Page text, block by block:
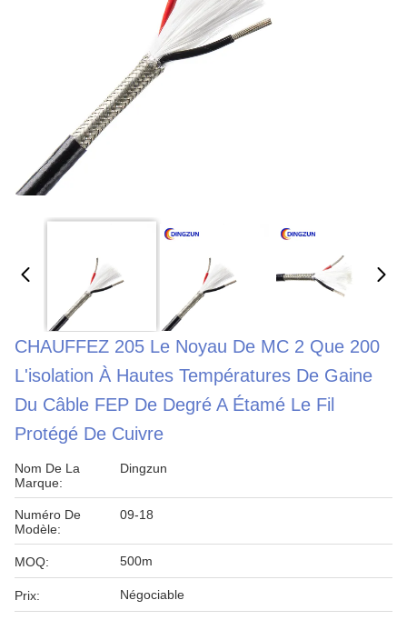
CHAUFFEZ 205 Le Noyau De MC 2 Que 200
L'isolation À Hautes Températures De Gaine
Du Câble FEP De Degré A Étamé Le Fil
Protégé De Cuivre
Nom De La
Marque:
Dingzun
Numéro De
Modèle:
09-18
MOQ: 500m
Prix: Négociable